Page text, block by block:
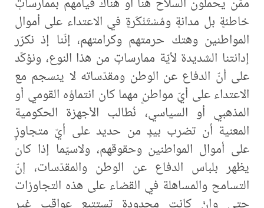
خاطئةٍ بل مدانةٍ ومُسْتَنْكَرةٍ في الاعتداء على أموال
المواطنين وهتك حرمتهم وكرامتهم، إنّنا إذ نكرّر
إدانتنا الشديدة لأيّة ممارساتٍ من هذا النوع، ونؤكّد
على أنّ الدفاع عن الوطن ومقدّساته لا ينسجم مع
الاعتداء على أيّ مواطنٍ مهما كان انتماؤه القومي أو
المذهبي أو السياسي، نُطالب الأجهزة الحكومية
المعنية أن تضرب بيدٍ من حديد على أيّ متجاوزٍ
على أموال المواطنين وحقوقهم، ولاسيّما إذا كان
يظهر بلباس الدفاع عن الوطن والمقدّسات، إنّ
التسامح والمساهلة في القضاء على هذه التجاوزات
حتى وإنْ كانت محدودة تستتبع عواقب غير